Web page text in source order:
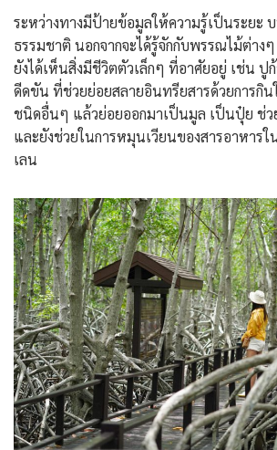
ระหว่างทางมีป้ายข้อมูลให้ความรู้เป็นระยะ
ธรรมชาติ นอกจากจะได้รู้จักกับพรรณไม้ต่าง
ยังได้เห็นสิ่งมีชีวิตตัวเล็กๆ ที่อาศัยอยู่ เช่น ปู
ดีดขัน ที่ช่วยย่อยสลายอินทรียสารด้วยการกิน
ชนิดอื่นๆ แล้วย่อยออกมาเป็นมูล เป็นปุ๋ย ช่
และยังช่วยในการหมุนเวียนของสารอาหาร
เลน